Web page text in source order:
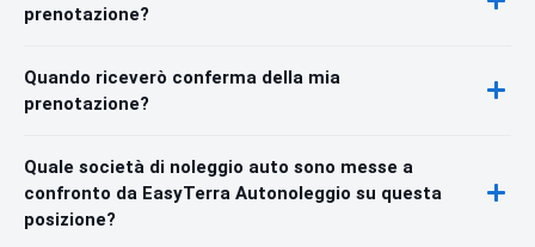
prenotazione?
Quando riceverò conferma della mia
prenotazione?
Quale società di noleggio auto sono messe a
confronto da EasyTerra Autonoleggio su questa
posizione?